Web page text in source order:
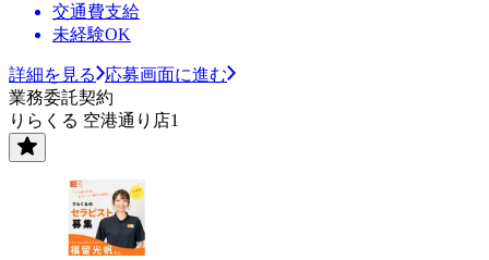
交通費支給
未経験OK
詳細を見る
応募画面に進む
業務委託契約
りらくる 空港通り店1